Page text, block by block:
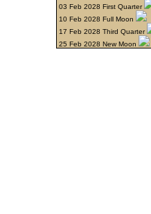
03 Feb 2028 First Quarter
10 Feb 2028 Full Moon
17 Feb 2028 Third Quarter
25 Feb 2028 New Moon